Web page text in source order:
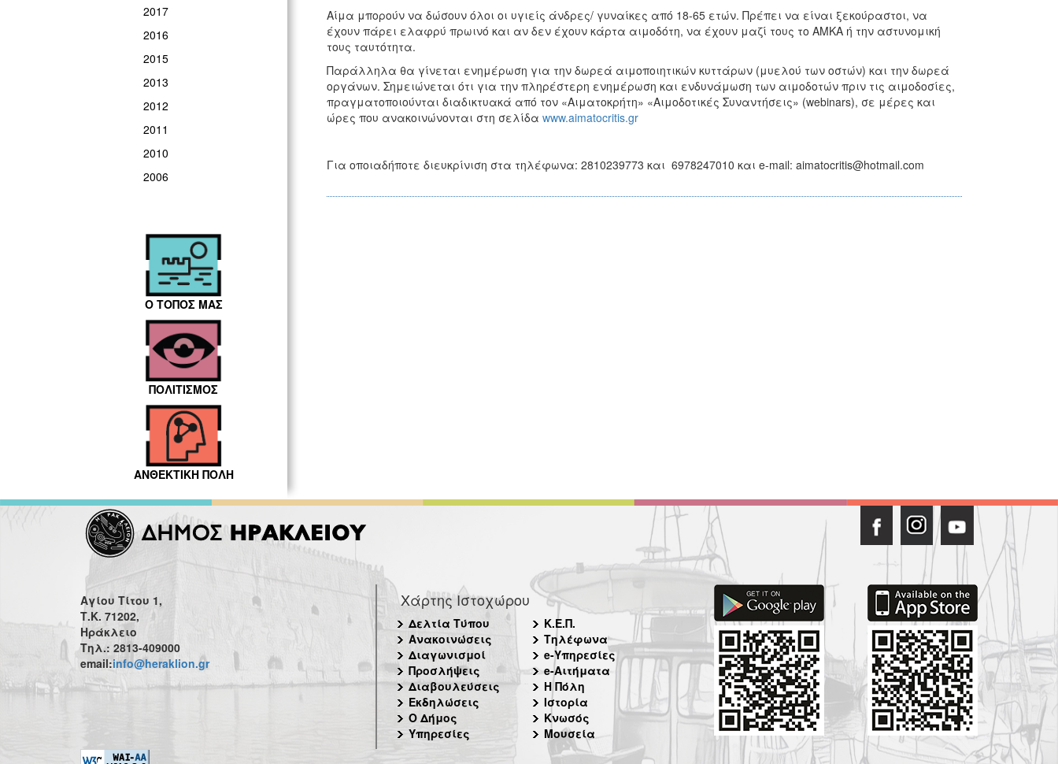
2017
2016
2015
2013
2012
2011
2010
2006
Ο ΤΟΠΟΣ ΜΑΣ
ΠΟΛΙΤΙΣΜΟΣ
ΑΝΘΕΚΤΙΚΗ ΠΟΛΗ
Αίμα μπορούν να δώσουν όλοι οι υγιείς άνδρες/ γυναίκες από 18-65 ετών. Πρέπει να είναι ξεκούραστοι, να
έχουν πάρει ελαφρύ πρωινό και αν δεν έχουν κάρτα αιμοδότη, να έχουν μαζί τους το ΑΜΚΑ ή την αστυνομική
τους ταυτότητα.
Παράλληλα θα γίνεται ενημέρωση για την δωρεά αιμοποιητικών κυττάρων (μυελού των οστών) και την δωρεά
οργάνων. Σημειώνεται ότι για την πληρέστερη ενημέρωση και ενδυνάμωση των αιμοδοτών πριν τις αιμοδοσίες,
πραγματοποιούνται διαδικτυακά από τον «Αιματοκρήτη» «Αιμοδοτικές Συναντήσεις» (webinars), σε μέρες και
ώρες που ανακοινώνονται στη σελίδα www.aimatocritis.gr
Για οποιαδήποτε διευκρίνιση στα τηλέφωνα: 2810239773 και 6978247010 και e-mail: aimatocritis@hotmail.com
Αγίου Τίτου 1,
Τ.Κ. 71202,
Ηράκλειο
Τηλ.: 2813-409000
email:info@heraklion.gr
Χάρτης Ιστοχώρου
Δελτία Τύπου
Ανακοινώσεις
Διαγωνισμοί
Προσλήψεις
Διαβουλεύσεις
Εκδηλώσεις
Ο Δήμος
Υπηρεσίες
Κ.Ε.Π.
Τηλέφωνα
e-Υπηρεσίες
e-Αιτήματα
Η Πόλη
Ιστορία
Κνωσός
Μουσεία